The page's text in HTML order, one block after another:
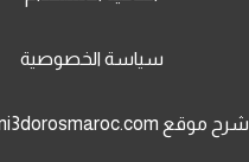
سياسة الخصوصية
شرح موقع www.jami3dorosmaroc.com